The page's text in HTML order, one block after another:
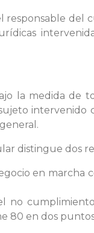
responsable
la medida de
distingue dos
en
80 en dos